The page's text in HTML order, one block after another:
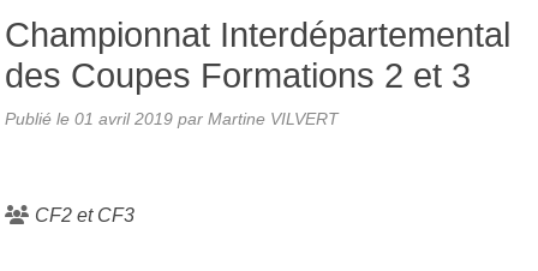
Championnat Interdépartemental
des Coupes Formations 2 et 3
Publié le 01 avril 2019 par Martine VILVERT
CF2 et CF3